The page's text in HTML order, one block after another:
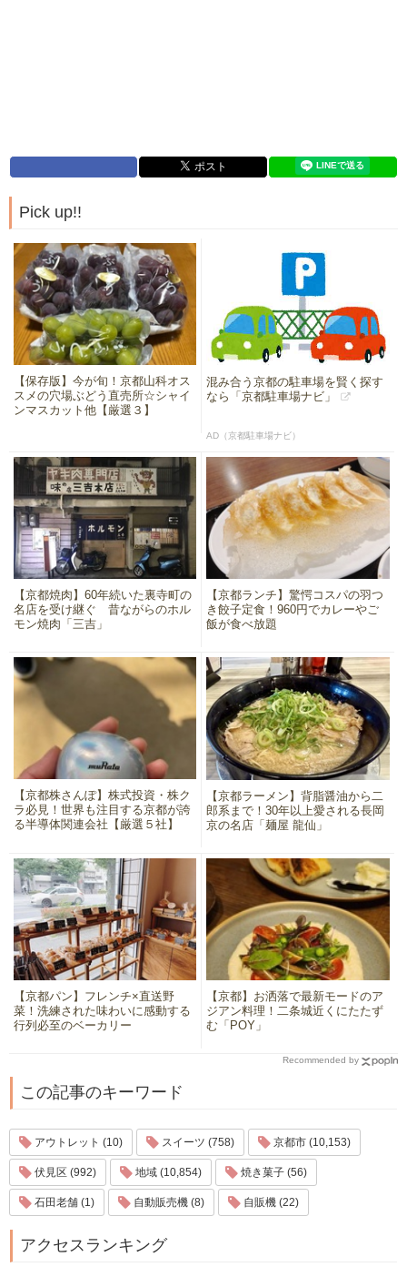
Pick up!!
【保存版】今が旬！京都山科オス
スメの穴場ぶどう直売所☆シャイ
ンマスカット他【厳選３】
混み合う京都の駐車場を賢く探す
なら「京都駐車場ナビ」
AD（京都駐車場ナビ）
【京都焼肉】60年続いた裏寺町の
名店を受け継ぐ 昔ながらのホル
モン焼肉「三吉」
【京都ランチ】驚愕コスパの羽つ
き餃子定食！960円でカレーやご
飯が食べ放題
【京都株さんぽ】株式投資・株ク
ラ必見！世界も注目する京都が誇
る半導体関連会社【厳選５社】
【京都ラーメン】背脂醤油から二
郎系まで！30年以上愛される長岡
京の名店「麺屋 龍仙」
【京都パン】フレンチ×直送野
菜！洗練された味わいに感動する
行列必至のベーカリー
【京都】お洒落で最新モードのア
ジアン料理！二条城近くにたたず
む「POY」
Recommended by
この記事のキーワード
アウトレット (10) スイーツ (758) 京都市 (10,153)
伏見区 (992) 地域 (10,854) 焼き菓子 (56)
石田老舗 (1) 自動販売機 (8) 自販機 (22)
アクセスランキング